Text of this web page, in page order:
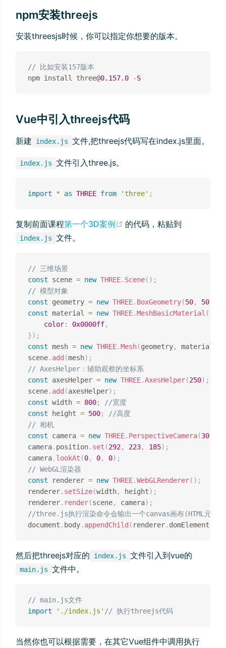
npm安装threejs
安装threesjs时候，你可以指定你想要的版本。
// 比如安装157版本
npm install three@0.157.0 -S
Vue中引入threejs代码
新建 index.js 文件,把threejs代码写在index.js里面。
index.js 文件引入three.js。
import * as THREE from 'three' ;
复制前面课程第一个3D案例 (opens new window)
的代码，粘贴到
index.js 文件。
// 三维场景
const scene = new THREE. Scene( ) ;
// 模型对象
const geometry = new THREE. BoxGeometry(50, 50
const material = new THREE.MeshBasicMaterial ({
color: 0x0000ff,
}) ;
const mesh = new THREE.Mesh(geometry, material
scene. add (mesh) ;
// AxesHelper：辅助观察的坐标系
const axesHelper = new THREE.AxesHelper(250) ;
scene. add (axesHelper) ;
const width = 800;
//宽度
const height = 500;
//高度
// 相机
const camera = new THREE. PerspectiveCamera(30
camera. position. set (292, 223, 185) ;
camera. lookAt (0, 0, 0) ;
// WebGL渲染器
const renderer = new THREE.WebGLRenderer( ) ;
renderer. setSize(width, height) ;
renderer. render(scene, camera) ;
//three.js执行渲染命令会输出一个canvas画布(HTML元素)
document . body. appendChild ( renderer. domElement
然后把threejs对应的 index.js 文件引入到vue的
main.js 文件中。
// main.js文件
import
'./index.js' // 执行threejs代码
当然你也可以根据需要，在其它Vue组件中调用执行